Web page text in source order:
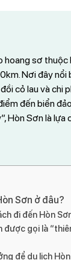
hoang sơ thuộc
Nơi đây nổi
cỏ lau và chi
đến biển
Hòn Sơn là lựa
Sơn ở đâu?
đi đến Hòn
được gọi là
để du lịch